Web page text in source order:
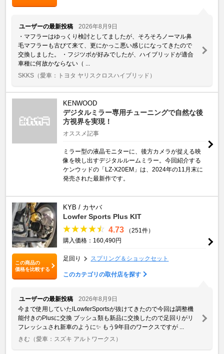
ユーザーの最新投稿
2026年8月9日
・マフラーはゆっくり検討としてましたが、そろそろノーマル鼻
毛マフラーも古びて来て、更にかっこ悪い感じになってきたので
交換しました。 ・フジツボが好みでしたが、ハイブリッドが適合
車種に何故かならない（ ...
SKKS （愛車：トヨタ ヤリスクロスハイブリッド）
KENWOOD
デジタルミラー専用チューニングで自然な後
方視界を実現！
オススメ記事
ミラー型の液晶モニターに、後方カメラが捉える映
像を映し出すデジタルルームミラー。今回紹介する
ケンウッドの「LZ-X20EM」は、2024年の11月末に
発売された最新作です。
この商品の
価格を比較する
KYB / カヤバ
Lowfer Sports Plus KIT
4.73
（251件）
購入価格：160,490円
足回り スプリング＆ショックセット
このカテゴリの取付店を探す
ユーザーの最新投稿
2026年8月9日
今まで使用していたlLowferSportsが抜けてきたので今回は調整機
能付きのPlusに交換 ブッシュ類も新品に交換したので足回りがリ
フレッシュされ新車のように✨️ もう9年目のワークスですが ...
きむ （愛車：スズキ アルトワークス）